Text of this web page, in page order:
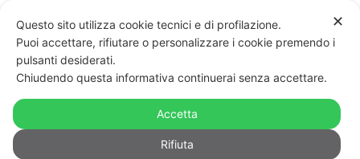
La paradossale mattanza di
Facebook: bloccati per omofobia
profili di attivisti LGBT
✕
Questo sito utilizza cookie tecnici e di profilazione.
Puoi accettare, rifiutare o personalizzare i cookie premendo i
pulsanti desiderati.
Chiudendo questa informativa continuerai senza accettare.
Accetta
Rifiuta